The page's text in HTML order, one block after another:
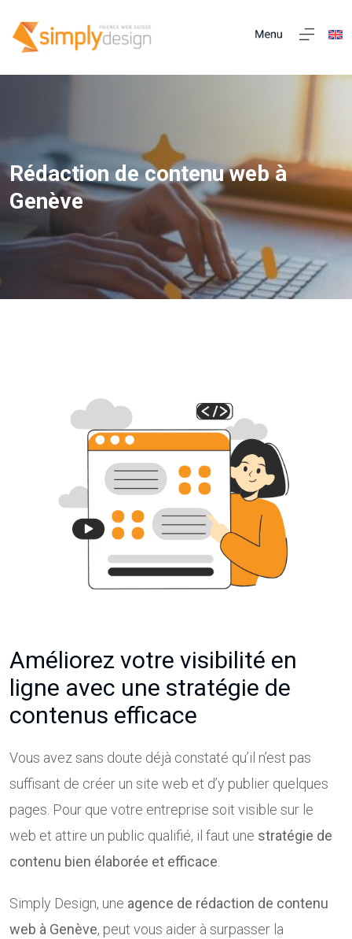
Rédaction de contenu web à
Genève
Améliorez votre visibilité en
ligne avec une stratégie de
contenus efficace
Vous avez sans doute déjà constaté qu’il n’est pas
suffisant de créer un site web et d’y publier quelques
pages. Pour que votre entreprise soit visible sur le
web et attire un public qualifié, il faut une stratégie de
contenu bien élaborée et efficace.
Simply Design, une agence de rédaction de contenu
web à Genève, peut vous aider à surpasser la